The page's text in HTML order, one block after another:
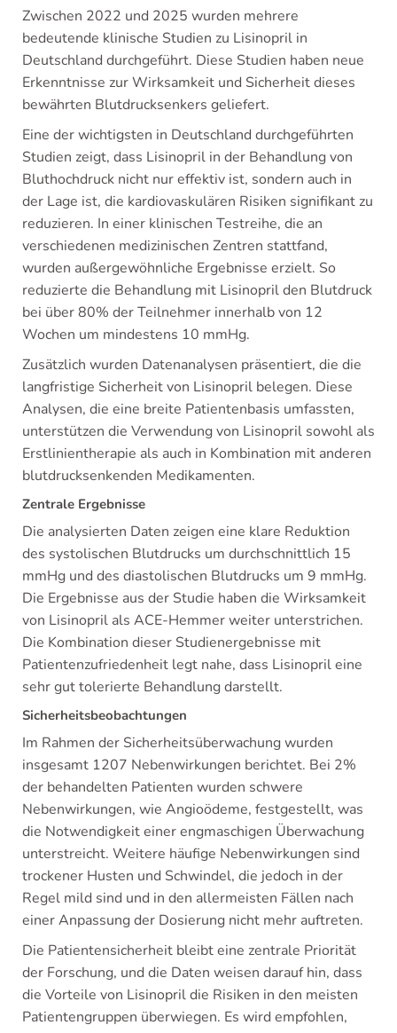
Zwischen 2022 und 2025 wurden mehrere
bedeutende klinische Studien zu Lisinopril in
Deutschland durchgeführt. Diese Studien haben neue
Erkenntnisse zur Wirksamkeit und Sicherheit dieses
bewährten Blutdrucksenkers geliefert.
Eine der wichtigsten in Deutschland durchgeführten
Studien zeigt, dass Lisinopril in der Behandlung von
Bluthochdruck nicht nur effektiv ist, sondern auch in
der Lage ist, die kardiovaskulären Risiken signifikant zu
reduzieren. In einer klinischen Testreihe, die an
verschiedenen medizinischen Zentren stattfand,
wurden außergewöhnliche Ergebnisse erzielt. So
reduzierte die Behandlung mit Lisinopril den Blutdruck
bei über 80% der Teilnehmer innerhalb von 12
Wochen um mindestens 10 mmHg.
Zusätzlich wurden Datenanalysen präsentiert, die die
langfristige Sicherheit von Lisinopril belegen. Diese
Analysen, die eine breite Patientenbasis umfassten,
unterstützen die Verwendung von Lisinopril sowohl als
Erstlinientherapie als auch in Kombination mit anderen
blutdrucksenkenden Medikamenten.
Zentrale Ergebnisse
Die analysierten Daten zeigen eine klare Reduktion
des systolischen Blutdrucks um durchschnittlich 15
mmHg und des diastolischen Blutdrucks um 9 mmHg.
Die Ergebnisse aus der Studie haben die Wirksamkeit
von Lisinopril als ACE-Hemmer weiter unterstrichen.
Die Kombination dieser Studienergebnisse mit
Patientenzufriedenheit legt nahe, dass Lisinopril eine
sehr gut tolerierte Behandlung darstellt.
Sicherheitsbeobachtungen
Im Rahmen der Sicherheitsüberwachung wurden
insgesamt 1207 Nebenwirkungen berichtet. Bei 2%
der behandelten Patienten wurden schwere
Nebenwirkungen, wie Angioödeme, festgestellt, was
die Notwendigkeit einer engmaschigen Überwachung
unterstreicht. Weitere häufige Nebenwirkungen sind
trockener Husten und Schwindel, die jedoch in der
Regel mild sind und in den allermeisten Fällen nach
einer Anpassung der Dosierung nicht mehr auftreten.
Die Patientensicherheit bleibt eine zentrale Priorität
der Forschung, und die Daten weisen darauf hin, dass
die Vorteile von Lisinopril die Risiken in den meisten
Patientengruppen überwiegen. Es wird empfohlen,